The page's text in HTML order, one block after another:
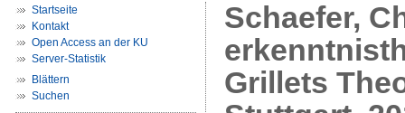
Startseite
Kontakt
Open Access an der KU
Server-Statistik
Blättern
Suchen
Schaefer,
Grillets